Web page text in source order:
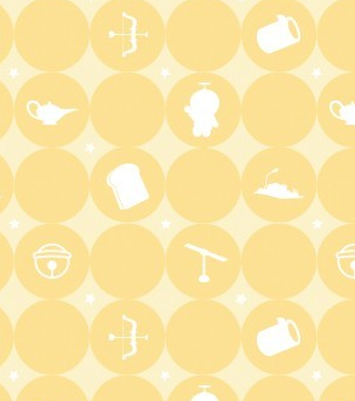
深夜 2:20
テレ朝サマフェスナビ
深夜 2:22
全力!アオハル応援団
2:52